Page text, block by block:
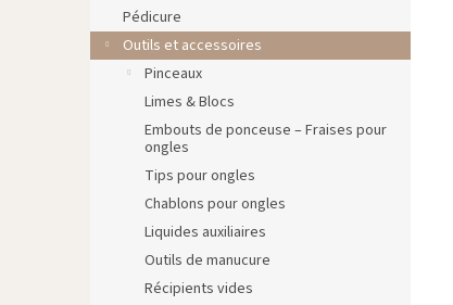
Pédicure
Outils et accessoires
Pinceaux
Limes & Blocs
Embouts de ponceuse – Fraises pour
ongles
Tips pour ongles
Chablons pour ongles
Liquides auxiliaires
Outils de manucure
Récipients vides